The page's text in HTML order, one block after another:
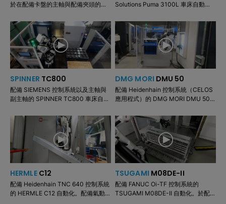
於在配備卡盤的主軸與配備夾頭的副
Solutions Puma 3100L 車床自動
轉。
SPINNER TC800
配備 SIEMENS 控制系統以及主軸與
副主軸的 SPINNER TC800 車床自動
DMG MORI DMU 50
配備 Heidenhain 控制系統（CELOS
應用程式）的 DMG MORI DMU 50
上進行切削加工。
HERMLE C12
配備 Heidenhain TNC 640 控制系統
的 HERMLE C12 自動化。配備氣動夾
TSUGAMI M08DE-II
配備 FANUC Oi-TF 控制系統的
TSUGAMI M08DE-II 自動化。於配備